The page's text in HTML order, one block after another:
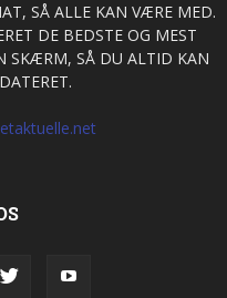
SÅ ALLE KAN VÆRE MED.
DE BEDSTE OG MEST
SKÆRM, SÅ DU ALTID KAN